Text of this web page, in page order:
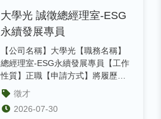
大學光 誠徵總經理室-ESG
永續發展專員
【公司名稱】大學光【職務名稱】
總經理室-ESG永續發展專員【工作
性質】正職【申請方式】將履歷表
寄給連處長(Sophia.lien...
徵才
2026-07-30